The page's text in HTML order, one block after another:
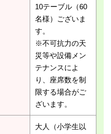
10テーブル（60
名様）ございま
す。
※不可抗力の天
災等や設備メン
テナンスによ
り、座席数を制
限する場合がご
ざいます。
大人（小学生以